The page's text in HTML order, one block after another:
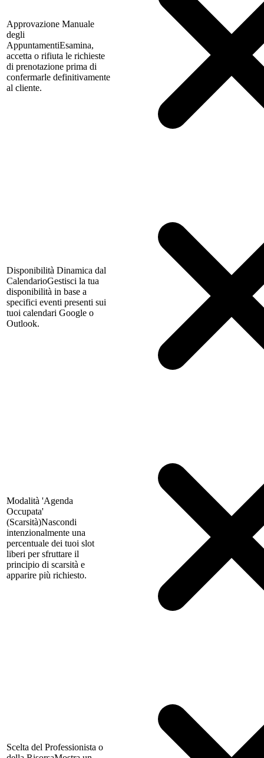
Approvazione Manuale
degli
AppuntamentiEsamina,
accetta o rifiuta le richieste
di prenotazione prima di
confermarle definitivamente
al cliente.
Disponibilità Dinamica dal
CalendarioGestisci la tua
disponibilità in base a
specifici eventi presenti sui
tuoi calendari Google o
Outlook.
Modalità 'Agenda
Occupata'
(Scarsità)Nascondi
intenzionalmente una
percentuale dei tuoi slot
liberi per sfruttare il
principio di scarsità e
apparire più richiesto.
Scelta del Professionista o